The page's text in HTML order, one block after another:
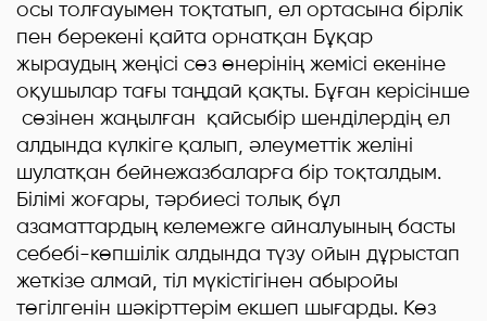
осы толғауымен тоқтатып, ел ортасына бірлік
пен берекені қайта орнатқан Бұқар
жыраудың жеңісі сөз өнерінің жемісі екеніне
оқушылар тағы таңдай қақты. Бұған керісінше
сөзінен жаңылған қайсыбір шенділердің ел
алдында күлкіге қалып, әлеуметтік желіні
шулатқан бейнежазбаларға бір тоқталдым.
Білімі жоғары, тәрбиесі толық бұл
азаматтардың келемежге айналуының басты
себебі-көпшілік алдында түзу ойын дұрыстап
жеткізе алмай, тіл мүкістігінен абыройы
төгілгенін шәкірттерім екшеп шығарды. Көз